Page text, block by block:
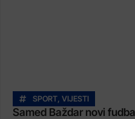
SPORT VIJESTI
Samed Baždar novi